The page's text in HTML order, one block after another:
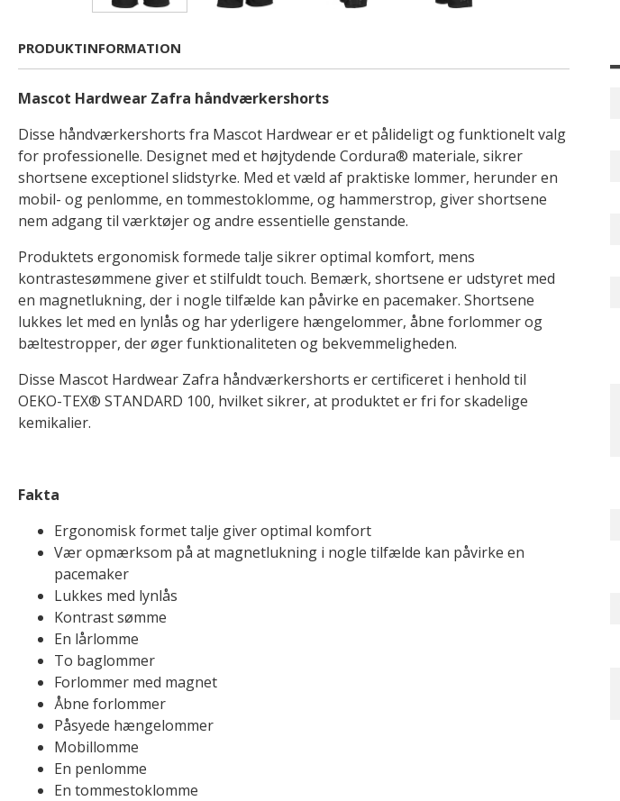
PRODUKTINFORMATION
Mascot Hardwear Zafra håndværkershorts
Disse håndværkershorts fra Mascot Hardwear er et pålideligt og funktionelt valg
for professionelle. Designet med et højtydende Cordura® materiale, sikrer
shortsene exceptionel slidstyrke. Med et væld af praktiske lommer, herunder en
mobil- og penlomme, en tommestoklomme, og hammerstrop, giver shortsene
nem adgang til værktøjer og andre essentielle genstande.
Produktets ergonomisk formede talje sikrer optimal komfort, mens
kontrastesømmene giver et stilfuldt touch. Bemærk, shortsene er udstyret med
en magnetlukning, der i nogle tilfælde kan påvirke en pacemaker. Shortsene
lukkes let med en lynlås og har yderligere hængelommer, åbne forlommer og
bæltestropper, der øger funktionaliteten og bekvemmeligheden.
Disse Mascot Hardwear Zafra håndværkershorts er certificeret i henhold til
OEKO-TEX® STANDARD 100, hvilket sikrer, at produktet er fri for skadelige
kemikalier.
Fakta
Ergonomisk formet talje giver optimal komfort
Vær opmærksom på at magnetlukning i nogle tilfælde kan påvirke en
pacemaker
Lukkes med lynlås
Kontrast sømme
En lårlomme
To baglommer
Forlommer med magnet
Åbne forlommer
Påsyede hængelommer
Mobillomme
En penlomme
En tommestoklomme